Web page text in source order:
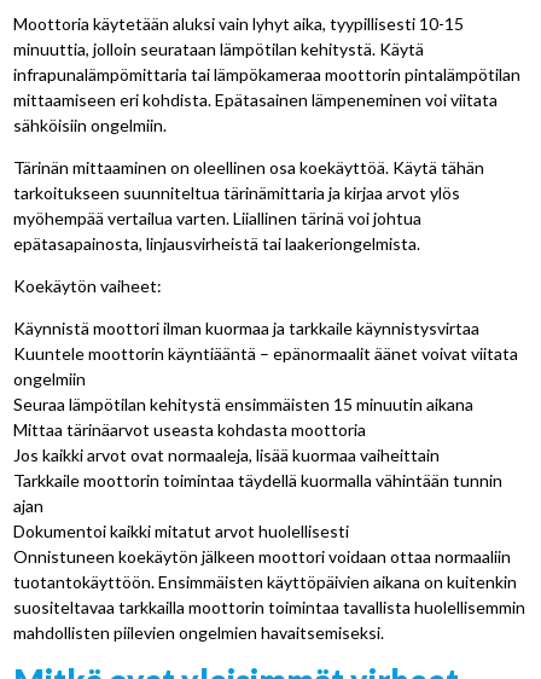
Moottoria käytetään aluksi vain lyhyt aika, tyypillisesti 10-15
minuuttia, jolloin seurataan lämpötilan kehitystä. Käytä
infrapunalämpömittaria tai lämpökameraa moottorin pintalämpötilan
mittaamiseen eri kohdista. Epätasainen lämpeneminen voi viitata
sähköisiin ongelmiin.
Tärinän mittaaminen on oleellinen osa koekäyttöä. Käytä tähän
tarkoitukseen suunniteltua tärinämittaria ja kirjaa arvot ylös
myöhempää vertailua varten. Liiallinen tärinä voi johtua
epätasapainosta, linjausvirheistä tai laakeriongelmista.
Koekäytön vaiheet:
Käynnistä moottori ilman kuormaa ja tarkkaile käynnistysvirtaa
Kuuntele moottorin käyntiääntä – epänormaalit äänet voivat viitata
ongelmiin
Seuraa lämpötilan kehitystä ensimmäisten 15 minuutin aikana
Mittaa tärinäarvot useasta kohdasta moottoria
Jos kaikki arvot ovat normaaleja, lisää kuormaa vaiheittain
Tarkkaile moottorin toimintaa täydellä kuormalla vähintään tunnin
ajan
Dokumentoi kaikki mitatut arvot huolellisesti
Onnistuneen koekäytön jälkeen moottori voidaan ottaa normaaliin
tuotantokäyttöön. Ensimmäisten käyttöpäivien aikana on kuitenkin
suositeltavaa tarkkailla moottorin toimintaa tavallista huolellisemmin
mahdollisten piilevien ongelmien havaitsemiseksi.